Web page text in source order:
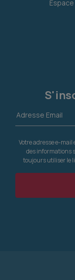
Votre adresse e-
des informations
toujours utiliser le